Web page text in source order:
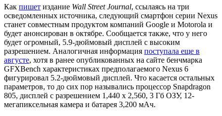
Как пишет издание Wall Street Journal, ссылаясь на три
осведомленных источника, следующий смартфон серии Nexus
станет совместным продуктом компаний Google и Motorola и
будет анонсирован в октябре. Сообщается также, что у него
будет огромный, 5.9-дюймовый дисплей с высоким
разрешением. Аналогичная информация поступала еще в
августе, хотя в ранее опубликованных на сайте бенчмарка
GFXBench характеристиках предполагаемого Nexus 6
фигурировал 5.2-дюймовый дисплей. Что касается остальных
параметров, то до сих пор назывались процессор Snapdragon
805, дисплей с разрешением 1,440 x 2,560, 3 Гб ОЗУ, 12-
мегапиксельная камера и батарея 3,200 мАч.